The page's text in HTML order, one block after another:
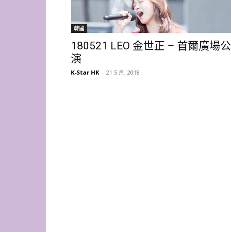
韓國
180521 LEO 金世正 – 首爾廣場公
演
K-Star HK - 21 5 月, 2018